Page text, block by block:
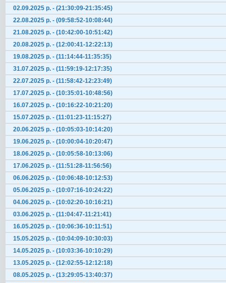
02.09.2025 р. - (21:30:09-21:35:45)
22.08.2025 р. - (09:58:52-10:08:44)
21.08.2025 р. - (10:42:00-10:51:42)
20.08.2025 р. - (12:00:41-12:22:13)
19.08.2025 р. - (11:14:44-11:35:35)
31.07.2025 р. - (11:59:19-12:17:35)
22.07.2025 р. - (11:58:42-12:23:49)
17.07.2025 р. - (10:35:01-10:48:56)
16.07.2025 р. - (10:16:22-10:21:20)
15.07.2025 р. - (11:01:23-11:15:27)
20.06.2025 р. - (10:05:03-10:14:20)
19.06.2025 р. - (10:00:04-10:20:47)
18.06.2025 р. - (10:05:58-10:13:06)
17.06.2025 р. - (11:51:28-11:56:56)
06.06.2025 р. - (10:06:48-10:12:53)
05.06.2025 р. - (10:07:16-10:24:22)
04.06.2025 р. - (10:02:20-10:16:21)
03.06.2025 р. - (11:04:47-11:21:41)
16.05.2025 р. - (10:06:36-10:11:51)
15.05.2025 р. - (10:04:09-10:30:03)
14.05.2025 р. - (10:03:36-10:10:29)
13.05.2025 р. - (12:02:55-12:12:18)
08.05.2025 р. - (13:29:05-13:40:37)